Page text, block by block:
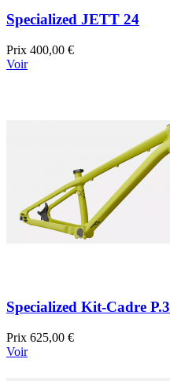
Specialized JETT 24
Prix 400,00 €
Voir
Specialized Kit-Cadre P.3
Prix 625,00 €
Voir